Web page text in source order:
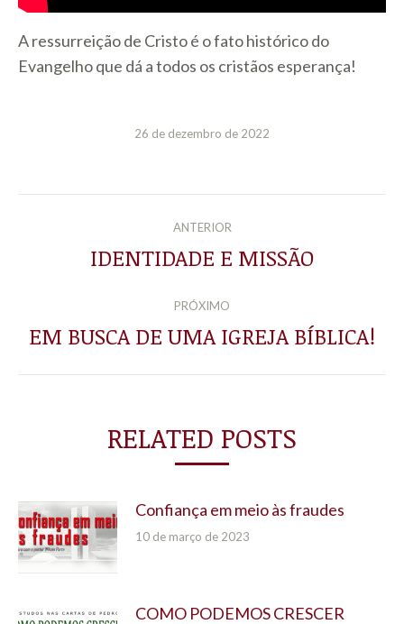
A ressurreição de Cristo é o fato histórico do
Evangelho que dá a todos os cristãos esperança!
26 de dezembro de 2022
NAVEGAÇÃO
ANTERIOR
Post
IDENTIDADE E MISSÃO
PRÓXIMO
Próximo
EM BUSCA DE UMA IGREJA BÍBLICA!
RELATED POSTS
Confiança em meio às fraudes
10 de março de 2023
COMO PODEMOS CRESCER